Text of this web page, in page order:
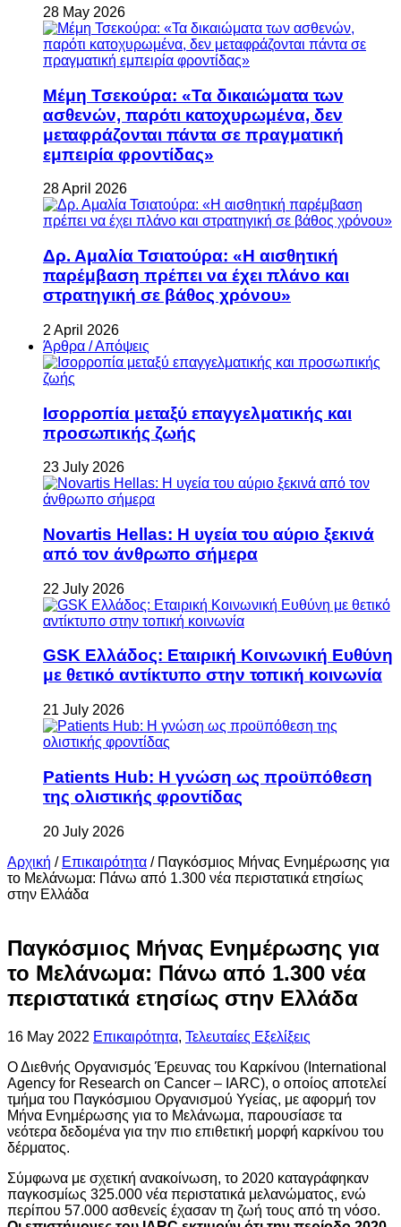
28 May 2026
Μέμη Τσεκούρα: «Τα δικαιώματα των
ασθενών, παρότι κατοχυρωμένα, δεν
μεταφράζονται πάντα σε πραγματική
εμπειρία φροντίδας»
28 April 2026
Δρ. Αμαλία Τσιατούρα: «Η αισθητική
παρέμβαση πρέπει να έχει πλάνο και
στρατηγική σε βάθος χρόνου»
2 April 2026
Άρθρα / Απόψεις
Ισορροπία μεταξύ επαγγελματικής και
προσωπικής ζωής
23 July 2026
Novartis Hellas: Η υγεία του αύριο ξεκινά
από τον άνθρωπο σήμερα
22 July 2026
GSK Ελλάδος: Εταιρική Κοινωνική Ευθύνη
με θετικό αντίκτυπο στην τοπική κοινωνία
21 July 2026
Patients Hub: Η γνώση ως προϋπόθεση
της ολιστικής φροντίδας
20 July 2026
Αρχική / Επικαιρότητα / Παγκόσμιος Μήνας Ενημέρωσης για
το Μελάνωμα: Πάνω από 1.300 νέα περιστατικά ετησίως
στην Ελλάδα
Παγκόσμιος Μήνας Ενημέρωσης για
το Μελάνωμα: Πάνω από 1.300 νέα
περιστατικά ετησίως στην Ελλάδα
16 May 2022 Επικαιρότητα, Τελευταίες Εξελίξεις
Ο Διεθνής Οργανισμός Έρευνας του Καρκίνου (International
Agency for Research on Cancer – IARC), ο οποίος αποτελεί
τμήμα του Παγκόσμιου Οργανισμού Υγείας, με αφορμή τον
Μήνα Ενημέρωσης για το Μελάνωμα, παρουσίασε τα
νεότερα δεδομένα για την πιο επιθετική μορφή καρκίνου του
δέρματος.
Σύμφωνα με σχετική ανακοίνωση, το 2020 καταγράφηκαν
παγκοσμίως 325.000 νέα περιστατικά μελανώματος, ενώ
περίπου 57.000 ασθενείς έχασαν τη ζωή τους από τη νόσο.